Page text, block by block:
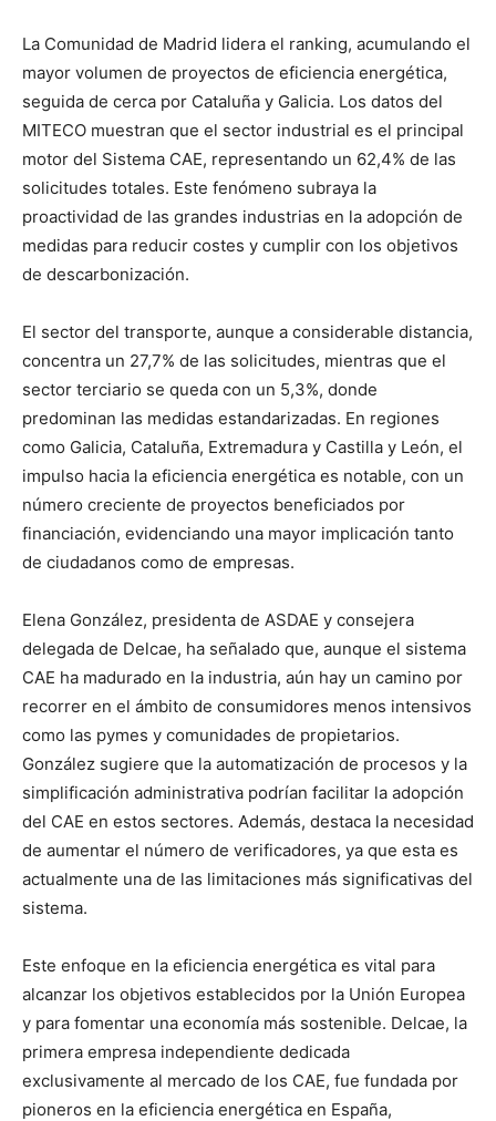
La Comunidad de Madrid lidera el ranking, acumulando el
mayor volumen de proyectos de eficiencia energética,
seguida de cerca por Cataluña y Galicia. Los datos del
MITECO muestran que el sector industrial es el principal
motor del Sistema CAE, representando un 62,4% de las
solicitudes totales. Este fenómeno subraya la
proactividad de las grandes industrias en la adopción de
medidas para reducir costes y cumplir con los objetivos
de descarbonización.
El sector del transporte, aunque a considerable distancia,
concentra un 27,7% de las solicitudes, mientras que el
sector terciario se queda con un 5,3%, donde
predominan las medidas estandarizadas. En regiones
como Galicia, Cataluña, Extremadura y Castilla y León, el
impulso hacia la eficiencia energética es notable, con un
número creciente de proyectos beneficiados por
financiación, evidenciando una mayor implicación tanto
de ciudadanos como de empresas.
Elena González, presidenta de ASDAE y consejera
delegada de Delcae, ha señalado que, aunque el sistema
CAE ha madurado en la industria, aún hay un camino por
recorrer en el ámbito de consumidores menos intensivos
como las pymes y comunidades de propietarios.
González sugiere que la automatización de procesos y la
simplificación administrativa podrían facilitar la adopción
del CAE en estos sectores. Además, destaca la necesidad
de aumentar el número de verificadores, ya que esta es
actualmente una de las limitaciones más significativas del
sistema.
Este enfoque en la eficiencia energética es vital para
alcanzar los objetivos establecidos por la Unión Europea
y para fomentar una economía más sostenible. Delcae, la
primera empresa independiente dedicada
exclusivamente al mercado de los CAE, fue fundada por
pioneros en la eficiencia energética en España,